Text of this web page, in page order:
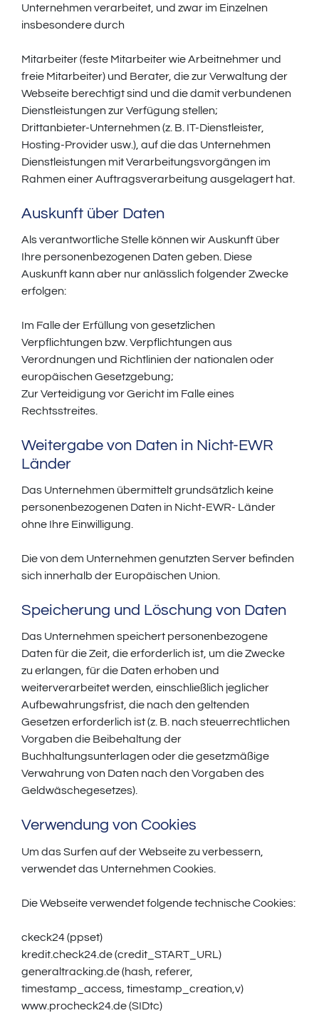
Unternehmen verarbeitet, und zwar im Einzelnen
insbesondere durch
Mitarbeiter (feste Mitarbeiter wie Arbeitnehmer und
freie Mitarbeiter) und Berater, die zur Verwaltung der
Webseite berechtigt sind und die damit verbundenen
Dienstleistungen zur Verfügung stellen;
Drittanbieter-Unternehmen (z. B. IT-Dienstleister,
Hosting-Provider usw.), auf die das Unternehmen
Dienstleistungen mit Verarbeitungsvorgängen im
Rahmen einer Auftragsverarbeitung ausgelagert hat.
Auskunft über Daten
Als verantwortliche Stelle können wir Auskunft über
Ihre personenbezogenen Daten geben. Diese
Auskunft kann aber nur anlässlich folgender Zwecke
erfolgen:
Im Falle der Erfüllung von gesetzlichen
Verpflichtungen bzw. Verpflichtungen aus
Verordnungen und Richtlinien der nationalen oder
europäischen Gesetzgebung;
Zur Verteidigung vor Gericht im Falle eines
Rechtsstreites.
Weitergabe von Daten in Nicht-EWR
Länder
Das Unternehmen übermittelt grundsätzlich keine
personenbezogenen Daten in Nicht-EWR- Länder
ohne Ihre Einwilligung.
Die von dem Unternehmen genutzten Server befinden
sich innerhalb der Europäischen Union.
Speicherung und Löschung von Daten
Das Unternehmen speichert personenbezogene
Daten für die Zeit, die erforderlich ist, um die Zwecke
zu erlangen, für die Daten erhoben und
weiterverarbeitet werden, einschließlich jeglicher
Aufbewahrungsfrist, die nach den geltenden
Gesetzen erforderlich ist (z. B. nach steuerrechtlichen
Vorgaben die Beibehaltung der
Buchhaltungsunterlagen oder die gesetzmäßige
Verwahrung von Daten nach den Vorgaben des
Geldwäschegesetzes).
Verwendung von Cookies
Um das Surfen auf der Webseite zu verbessern,
verwendet das Unternehmen Cookies.
Die Webseite verwendet folgende technische Cookies:
ckeck24 (ppset)
kredit.check24.de (credit_START_URL)
generaltracking.de (hash, referer,
timestamp_access, timestamp_creation,v)
www.procheck24.de (SIDtc)